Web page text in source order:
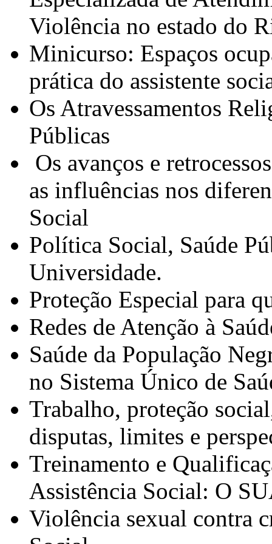
Violência no estado do
Minicurso: Espaços
prática do assistente
Os Atravessamentos
Públicas
Os avanços e
as influências nos
Social
Política Social, Saúde
Universidade.
Proteção Especial para
Redes de Atenção à
Saúde da População
no Sistema Único de
Trabalho, proteção
disputas, limites e
Treinamento e
Assistência Social: O
Violência sexual contra